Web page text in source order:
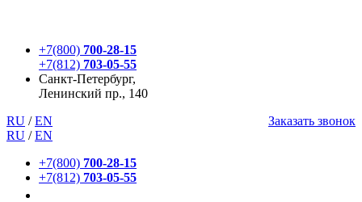
+7(800) 700-28-15
+7(812) 703-05-55
Санкт-Петербург,
Ленинский пр., 140
RU / EN
Заказать звонок
RU / EN
+7(800) 700-28-15
+7(812) 703-05-55